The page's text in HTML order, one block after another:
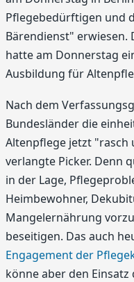
Pflegebedürftigen und
Bärendienst" erwiesen.
hatte am Donnerstag
Ausbildung für
Nach dem
Bundesländer die
Altenpflege jetzt "rasch
verlangte Picker. Denn
in der Lage,
Heimbewohner,
Mangelernährung
beseitigen. Das auch
Engagement der
könne aber den